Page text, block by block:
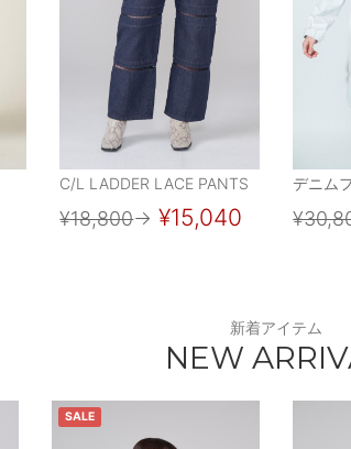
C/L LADDER LACE PANTS
¥18,800→ ¥15,040
デニム
新着アイテム
NEW
SALE